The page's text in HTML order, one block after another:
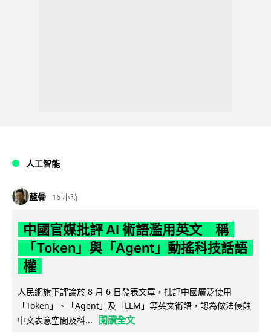
人工智能
藍骨 16 小時
中國官媒批評 AI 術語濫用英文 稱
「Token」與「Agent」動搖科技話語
權
人民網旗下評論於 8 月 6 日發表文章，批評中國廣泛使用
「Token」、「Agent」及「LLM」等英文術語，認為做法侵蝕
中文表意空間及科...
閱讀全文